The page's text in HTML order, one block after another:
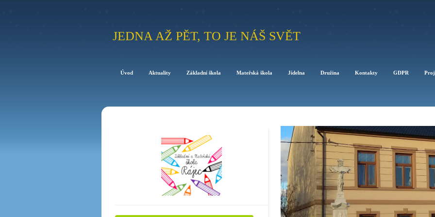
JEDNA AŽ PĚT, TO JE NÁŠ SVĚT
Úvod Aktuality Základní škola Mateřská škola Jídelna Družina Kontakty GDPR